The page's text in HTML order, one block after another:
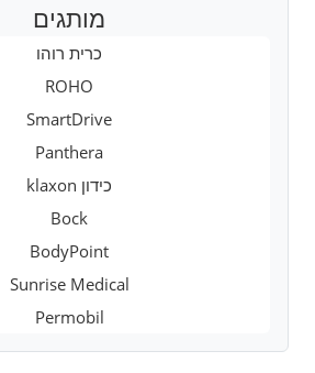
מותגים
כרית רוהו
ROHO
SmartDrive
Panthera
כידון klaxon
Bock
BodyPoint
Sunrise Medical
Permobil